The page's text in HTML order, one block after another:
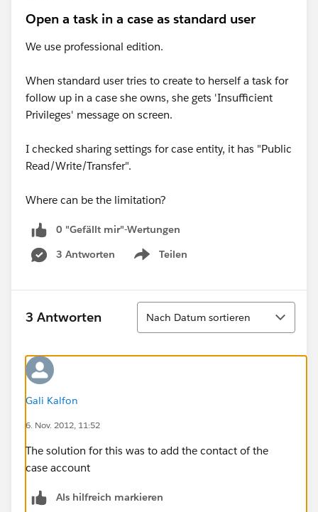
Open a task in a case as standard user
We use professional edition.
When standard user tries to create to herself a task for
follow up in a case she owns, she gets 'Insufficient
Privileges' message on screen.
I checked sharing settings for case entity, it has "Public
Read/Write/Transfer".
Where can be the limitation?
0 "Gefällt mir"-Wertungen
3 Antworten
Teilen
Show menu
3 Antworten
Sortieren
Nach Datum sortieren
Gali Kalfon
6. Nov. 2012, 11:52
The solution for this was to add the contact of the
case account
Als hilfreich markieren